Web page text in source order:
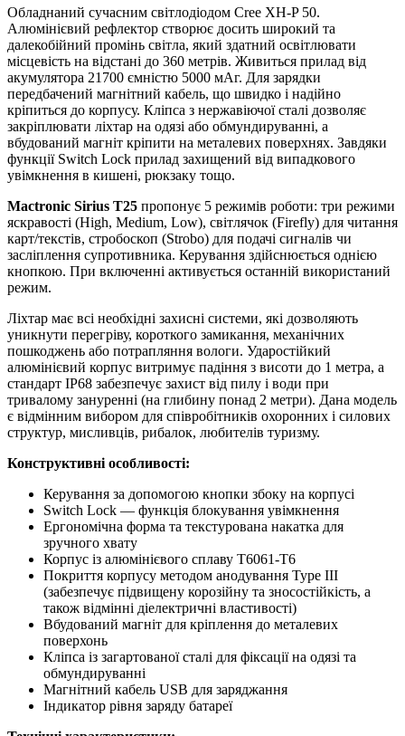
Обладнаний сучасним світлодіодом Cree XH-P 50.
Алюмінієвий рефлектор створює досить широкий та
далекобійний промінь світла, який здатний освітлювати
місцевість на відстані до 360 метрів. Живиться прилад від
акумулятора 21700 ємністю 5000 мАг. Для зарядки
передбачений магнітний кабель, що швидко і надійно
кріпиться до корпусу. Кліпса з нержавіючої сталі дозволяє
закріплювати ліхтар на одязі або обмундируванні, а
вбудований магніт кріпити на металевих поверхнях. Завдяки
функції Switch Lock прилад захищений від випадкового
увімкнення в кишені, рюкзаку тощо.
Mactronic Sirius Т25 пропонує 5 режимів роботи: три режими
яскравості (High, Medium, Low), світлячок (Firefly) для читання
карт/текстів, стробоскоп (Strobo) для подачі сигналів чи
засліплення супротивника. Керування здійснюється однією
кнопкою. При включенні активується останній використаний
режим.
Ліхтар має всі необхідні захисні системи, які дозволяють
уникнути перегріву, короткого замикання, механічних
пошкоджень або потрапляння вологи. Ударостійкий
алюмінієвий корпус витримує падіння з висоти до 1 метра, а
стандарт IP68 забезпечує захист від пилу і води при
тривалому зануренні (на глибину понад 2 метри). Дана модель
є відмінним вибором для співробітників охоронних і силових
структур, мисливців, рибалок, любителів туризму.
Конструктивні особливості:
Керування за допомогою кнопки збоку на корпусі
Switch Lock — функція блокування увімкнення
Ергономічна форма та текстурована накатка для
зручного хвату
Корпус із алюмінієвого сплаву T6061-T6
Покриття корпусу методом анодування Type III
(забезпечує підвищену корозійну та зносостійкість, а
також відмінні діелектричні властивості)
Вбудований магніт для кріплення до металевих
поверхонь
Кліпса із загартованої сталі для фіксації на одязі та
обмундируванні
Магнітний кабель USB для заряджання
Індикатор рівня заряду батареї